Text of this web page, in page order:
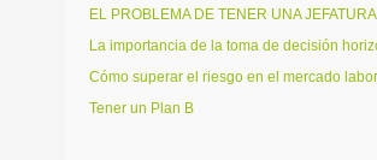
EL PROBLEMA DE TENER UNA
La importancia de la toma de decisión
Cómo superar el riesgo en el mercado
Tener un Plan B